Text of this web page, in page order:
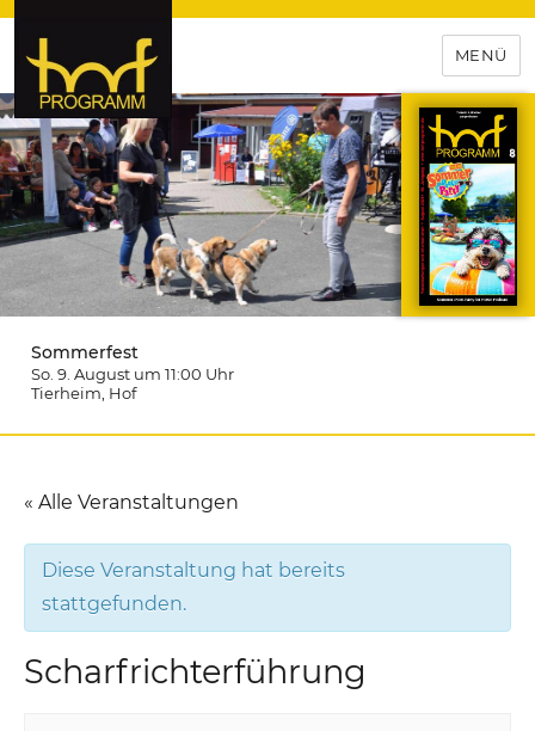
hof-programm – das
Veranstaltungsportal für
Hochfranken
MENÜ
Sommerfest
So. 9. August um 11:00 Uhr
Tierheim , Hof
« Alle Veranstaltungen
Diese Veranstaltung hat bereits
stattgefunden.
Scharfrichterführung